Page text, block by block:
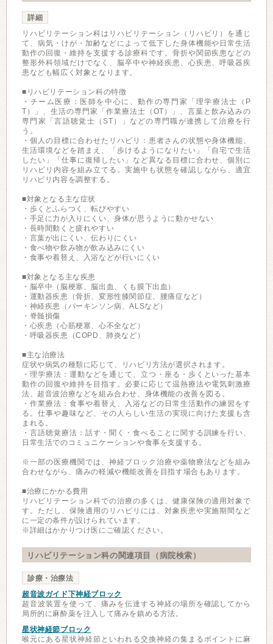
詳細
リハビリテーション科はリハビリテーション（リハビリ）を通じ
て、病気・けが・加齢などによって低下した身体機能や日常生活
動作の回復・維持を支援する診療科です。骨折や関節疾患などの
整形外科領域だけでなく、脳卒中や神経疾患、心疾患、呼吸器疾
患なども幅広く対象となります。
■リハビリテーション科の特徴
・チーム医療：医師を中心に、動作の専門家「理学療法士（P
T）」、生活の専門家「作業療法士（OT）」、言葉と飲み込みの
専門家「言語聴覚士（ST）」などの専門職が連携して治療を行
う。
・個人の目標に合わせたリハビリ：患者さんの状態や身体機能、
生活環境などを踏まえ、「歩けるようになりたい」「自宅で生活
したい」「仕事に復帰したい」など異なる目標に合わせ、個別に
リハビリ内容を組み立てる。実施中も状態を確認しながら、適宜
リハビリ内容を調整する。
■対象となる主な症状
・歩くとふらつく、転びやすい
・手足に力が入りにくい、身体が思うように動かせない
・長時間動くと疲れやすい
・言葉が出にくい、伝わりにくい
・食べ物や飲み物が飲み込みにくい
・食事や着替え、入浴などが行いにくい
■対象となる主な疾患
・脳卒中（脳梗塞、脳出血、くも膜下出血）
・運動器疾患（骨折、変形性膝関節症、腰痛症など）
・神経疾患（パーキンソン病、ALSなど）
・脊髄損傷
・心疾患（心筋梗塞、心不全など）
・呼吸器疾患（COPD、肺炎など）
■主な治療法
症状や病気の種類に応じて、リハビリ方法が選択されます。
・理学療法：運動などを通じて、立つ・座る・歩くといった基本
動作の回復や維持を目指す。必要に応じて温熱療法や電気刺激療
法、超音波治療などを組み合わせ、身体機能の改善を図る。
・作業療法：食事や着替え、入浴などの日常生活動作の練習をす
る。仕事や趣味など、その人らしい生活の実現に向けた支援も含
まれる。
・言語聴覚療法：話す・聞く・食べることに関する訓練を行い、
日常生活でのコミュニケーションや食事を支援する。
※一部の医療機関では、神経ブロック治療や薬物療法などを組み
合わせながら、痛みの軽減や機能改善を目指す場合もあります。
■治療にかかる費用
リハビリテーション科での治療の多くは、健康保険の適用対象で
す。ただし、保険適用のリハビリには、対象疾患や実施期間など
に一定の条件が設けられています。
※詳細はかかりつけ医にご確認ください。
リハビリテーション科の関連項目（病院検索）
診療・治療法
超音波ガイド下神経ブロック
超音波装置を使って、痛みを伝達する神経の場所を確認してから
局所的に麻酔薬を注入して痛みを鎮める方法。
星状神経節ブロック
喉元にある星状神経節といわれる交換神経の集まるポイントに麻